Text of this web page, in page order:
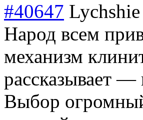
#40647
Народ всем
механизм
рассказывает —
Выбор